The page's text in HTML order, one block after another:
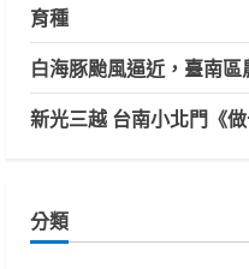
育種
白海豚颱風逼近，臺南
新光三越 台南小北門《
分類